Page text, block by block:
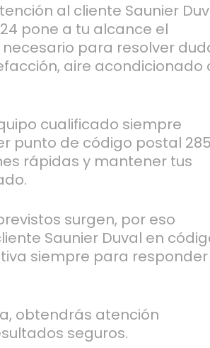
al cliente Saunier
pone a tu alcance el
para resolver
aire acondicionado
cualificado siempre
punto de código postal
rápidas y mantener tus
surgen, por eso
Saunier Duval en
siempre para responder
obtendrás atención
seguros.